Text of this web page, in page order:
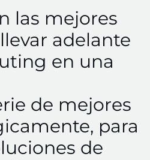
las mejores
adelante
en una
de mejores
para
de